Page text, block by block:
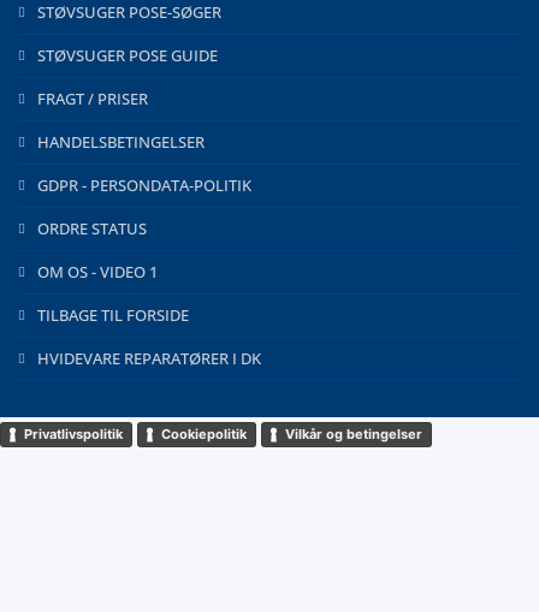
STØVSUGER POSE-SØGER
STØVSUGER POSE GUIDE
FRAGT / PRISER
HANDELSBETINGELSER
GDPR - PERSONDATA-POLITIK
ORDRE STATUS
OM OS - VIDEO 1
TILBAGE TIL FORSIDE
HVIDEVARE REPARATØRER I DK
Privatlivspolitik Cookiepolitik Vilkår og betingelser